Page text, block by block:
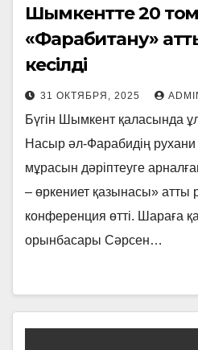
Шымкентте 20
«Фарабитану» атты
кесілді
31 ОКТЯБРЯ, 2025
Бүгін Шымкент қаласында
Насыр әл-Фарабидің
мұрасын дәріптеуге
– өркениет қазынасы» атты
конференция өтті. Шараға
орынбасары Сәрсен…